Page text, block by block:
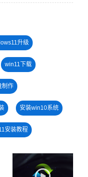
升级
win11下载
制作
安装win10系统
安装教程